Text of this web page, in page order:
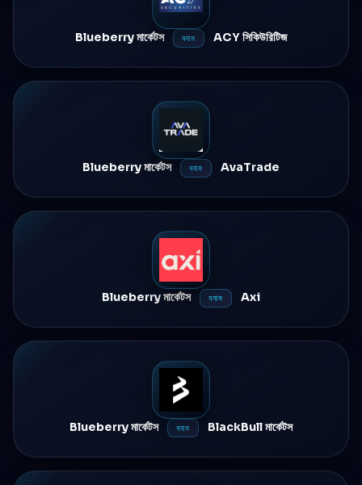
Blueberry মার্কেটস বনাম ACY সিকিউরিটিজ
Blueberry মার্কেটস বনাম AvaTrade
Blueberry মার্কেটস বনাম Axi
Blueberry মার্কেটস বনাম BlackBull মার্কেটস